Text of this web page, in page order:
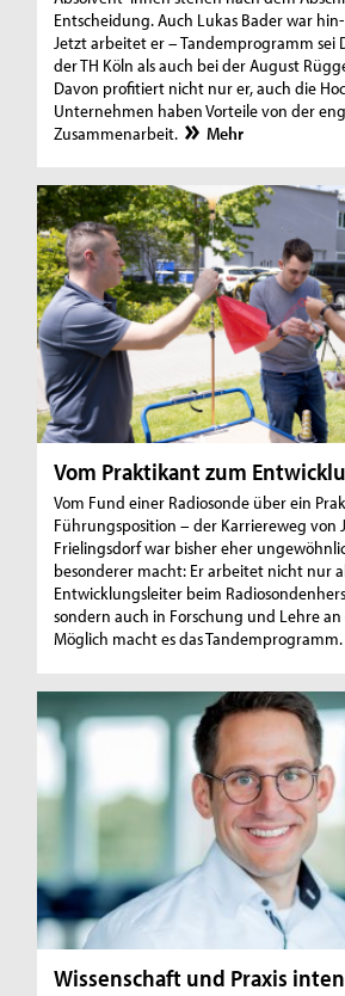
Entscheidung. Auch Lukas Bader war
Jetzt arbeitet er – Tandemprogramm sei
der TH Köln als auch bei der August
Davon profitiert nicht nur er, auch die
Unternehmen haben Vorteile von der
Zusammenarbeit.
Mehr
Vom Praktikant zum
Vom Fund einer Radiosonde über ein
Führungsposition – der Karriereweg von
Frielingsdorf war bisher eher
besonderer macht: Er arbeitet nicht nur
Entwicklungsleiter beim
sondern auch in Forschung und Lehre an
Möglich macht es das Tandemprogramm.
Wissenschaft und Praxis